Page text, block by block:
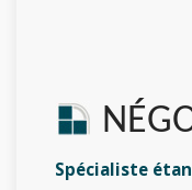
Spécialiste